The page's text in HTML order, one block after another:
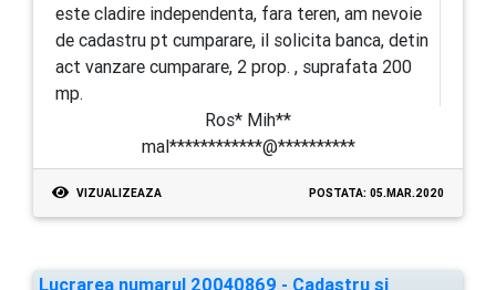
este cladire independenta, fara teren, am nevoie
de cadastru pt cumparare, il solicita banca, detin
act vanzare cumparare, 2 prop. , suprafata 200
mp.
Ros* Mih**
mal************@**********
VIZUALIZEAZA POSTATA: 05.MAR.2020
Lucrarea numarul 20040869 - Cadastru si